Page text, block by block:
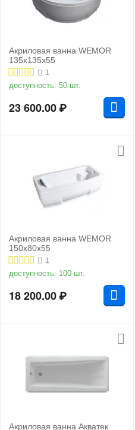
Акриловая ванна WEMOR
135x135x55
1
доступность: 50 шт.
23 600.00₽
Акриловая ванна WEMOR
150x80x55
1
доступность: 100 шт.
18 200.00₽
Акриловая ванна Акватек